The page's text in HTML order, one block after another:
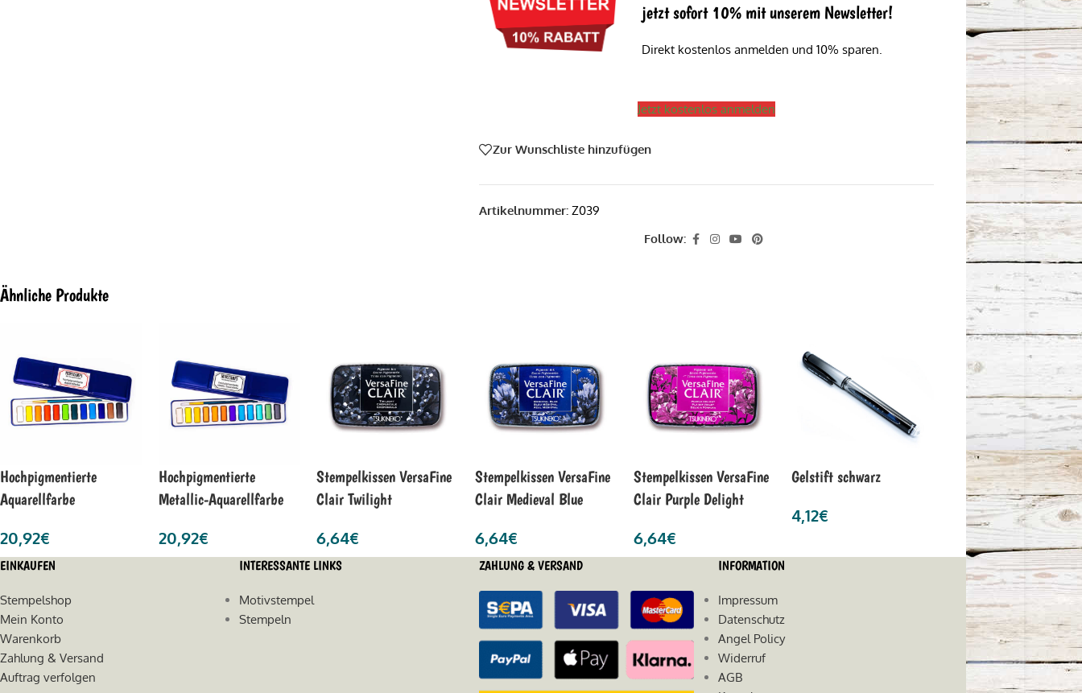
jetzt sofort 10% mit unserem Newsletter!
Direkt kostenlos anmelden und 10% sparen.
Jetzt kostenlos anmelden
Zur Wunschliste hinzufügen
Artikelnummer: Z039
Follow:
Ähnliche Produkte
Hochpigmentierte
Aquarellfarbe
20,92€
Hochpigmentierte
Metallic-Aquarellfarbe
20,92€
Stempelkissen VersaFine
Clair Twilight
6,64€
Stempelkissen VersaFine
Clair Medieval Blue
6,64€
Stempelkissen VersaFine
Clair Purple Delight
6,64€
Gelstift schwarz
4,12€
EINKAUFEN
Stempelshop
Mein Konto
Warenkorb
Zahlung & Versand
Auftrag verfolgen
INTERESSANTE LINKS
Motivstempel
Stempeln
ZAHLUNG & VERSAND INFORMATION
Impressum
Datenschutz
Angel Policy
Widerruf
AGB